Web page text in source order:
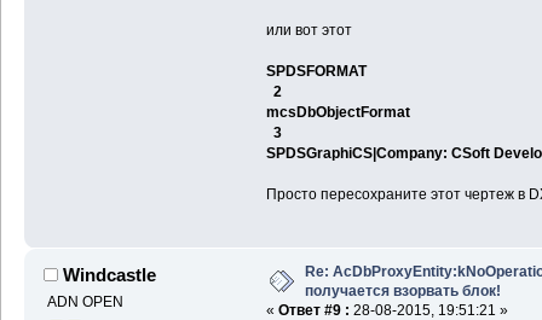
или вот этот
SPDSFORMAT
2
mcsDbObjectFormat
3
SPDSGraphiCS|Company: CSoft
Просто пересохраните этот чертеж в
Windcastle
ADN OPEN
Re:
получается взорвать блок!
« Ответ #9 : 28-08-2015, 19:51:21 »